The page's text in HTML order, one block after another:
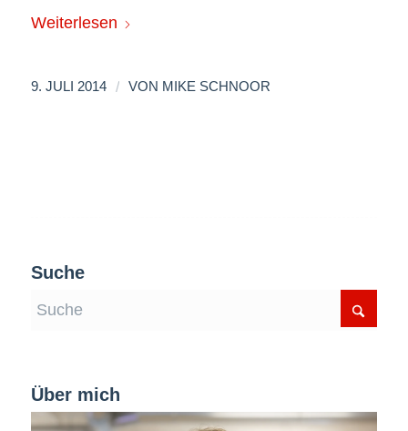
Weiterlesen
9. JULI 2014 / VON MIKE SCHNOOR
Suche
Über mich